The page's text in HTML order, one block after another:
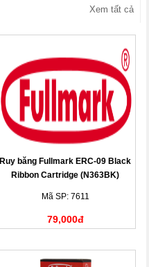
Xem tất cả
Ruy băng Fullmark ERC-09 Black
Ribbon Cartridge (N363BK)
Mã SP: 7611
79,000đ